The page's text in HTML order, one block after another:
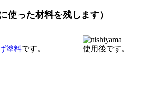
使った材料を残します）
塗料です。 使用後です。